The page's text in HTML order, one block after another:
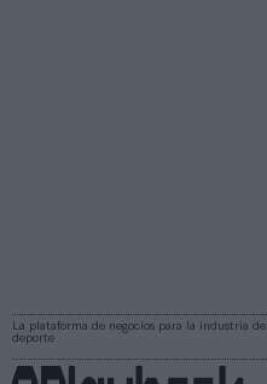
La plataforma de negocios para la industria del
deporte